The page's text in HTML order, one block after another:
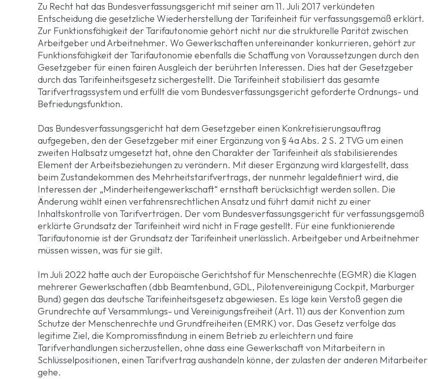
Zu Recht hat das Bundesverfassungsgericht mit seiner am 11. Juli 2017 verkündeten
Entscheidung die gesetzliche Wiederherstellung der Tarifeinheit für verfassungsgemäß erklärt.
Zur Funktionsfähigkeit der Tarifautonomie gehört nicht nur die strukturelle Parität zwischen
Arbeitgeber und Arbeitnehmer. Wo Gewerkschaften untereinander konkurrieren, gehört zur
Funktionsfähigkeit der Tarifautonomie ebenfalls die Schaffung von Voraussetzungen durch den
Gesetzgeber für einen fairen Ausgleich der berührten Interessen. Dies hat der Gesetzgeber
durch das Tarifeinheitsgesetz sichergestellt. Die Tarifeinheit stabilisiert das gesamte
Tarifvertragssystem und erfüllt die vom Bundesverfassungsgericht geforderte Ordnungs- und
Befriedungsfunktion.
Das Bundesverfassungsgericht hat dem Gesetzgeber einen Konkretisierungsauftrag
aufgegeben, den der Gesetzgeber mit einer Ergänzung von § 4a Abs. 2 S. 2 TVG um einen
zweiten Halbsatz umgesetzt hat, ohne den Charakter der Tarifeinheit als stabilisierendes
Element der Arbeitsbeziehungen zu verändern. Mit dieser Ergänzung wird klargestellt, dass
beim Zustandekommen des Mehrheitstarifvertrags, der nunmehr legaldefiniert wird, die
Interessen der „Minderheitengewerkschaft“ ernsthaft berücksichtigt werden sollen. Die
Änderung wählt einen verfahrensrechtlichen Ansatz und führt damit nicht zu einer
Inhaltskontrolle von Tarifverträgen. Der vom Bundesverfassungsgericht für verfassungsgemäß
erklärte Grundsatz der Tarifeinheit wird nicht in Frage gestellt. Für eine funktionierende
Tarifautonomie ist der Grundsatz der Tarifeinheit unerlässlich. Arbeitgeber und Arbeitnehmer
müssen wissen, was für sie gilt.
Im Juli 2022 hatte auch der Europäische Gerichtshof für Menschenrechte (EGMR) die Klagen
mehrerer Gewerkschaften (dbb Beamtenbund, GDL, Pilotenvereinigung Cockpit, Marburger
Bund) gegen das deutsche Tarifeinheitsgesetz abgewiesen. Es läge kein Verstoß gegen die
Grundrechte auf Versammlungs- und Vereinigungsfreiheit (Art. 11) aus der Konvention zum
Schutze der Menschenrechte und Grundfreiheiten (EMRK) vor. Das Gesetz verfolge das
legitime Ziel, die Kompromissfindung in einem Betrieb zu erleichtern und faire
Tarifverhandlungen sicherzustellen, ohne dass eine Gewerkschaft von Mitarbeitern in
Schlüsselpositionen, einen Tarifvertrag aushandeln könne, der zulasten der anderen Mitarbeiter
gehe.